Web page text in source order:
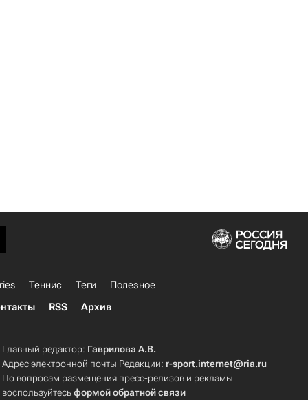
Теннис Теги
Полезное
RSS Архив
Главный редактор: Гаврилова А.В.
Адрес электронной почты Редакции: r-sport.internet@ria.ru
По вопросам размещения пресс-релизов и рекламы
воспользуйтесьформой обратной связи